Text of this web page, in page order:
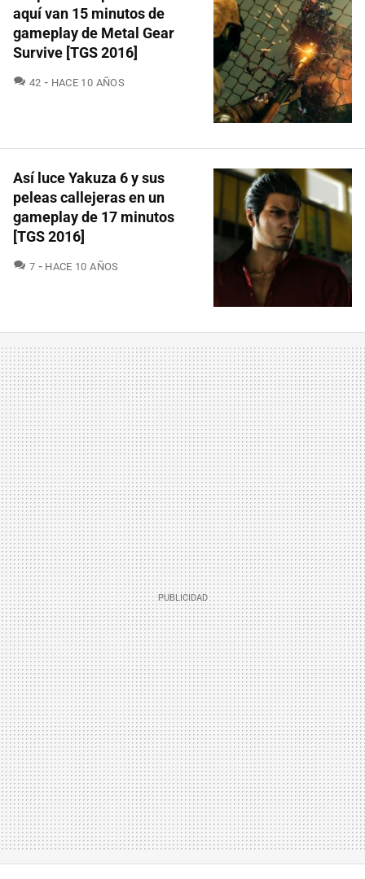
aquí van 15 minutos de
gameplay de Metal Gear
Survive [TGS 2016]
42 COMENTARIOS
HACE 10 AÑOS
Así luce Yakuza 6 y sus
peleas callejeras en un
gameplay de 17 minutos
[TGS 2016]
7 COMENTARIOS
HACE 10 AÑOS